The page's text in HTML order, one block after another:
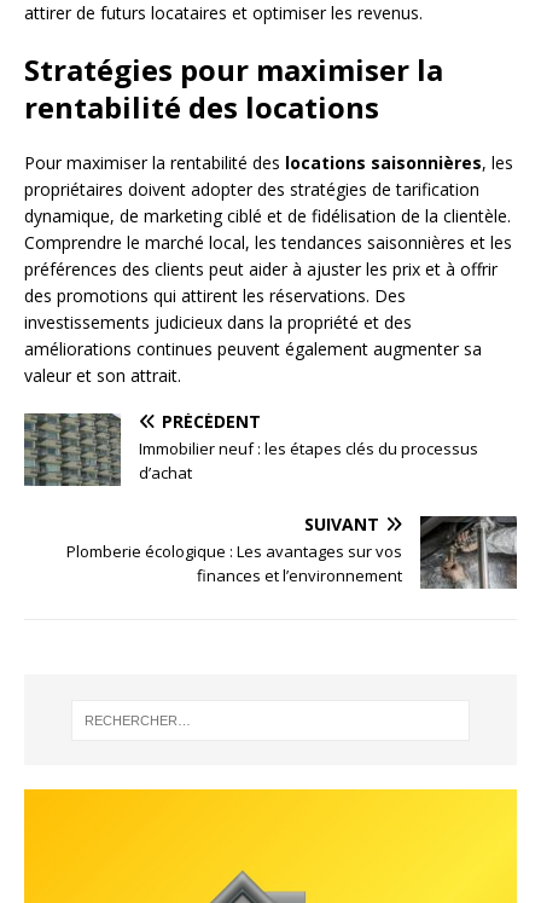
attirer de futurs locataires et optimiser les revenus.
Stratégies pour maximiser la
rentabilité des locations
Pour maximiser la rentabilité des locations saisonnières, les
propriétaires doivent adopter des stratégies de tarification
dynamique, de marketing ciblé et de fidélisation de la clientèle.
Comprendre le marché local, les tendances saisonnières et les
préférences des clients peut aider à ajuster les prix et à offrir
des promotions qui attirent les réservations. Des
investissements judicieux dans la propriété et des
améliorations continues peuvent également augmenter sa
valeur et son attrait.
PRÉCÉDENT
Immobilier neuf : les étapes clés du processus
d’achat
SUIVANT
Plomberie écologique : Les avantages sur vos
finances et l’environnement